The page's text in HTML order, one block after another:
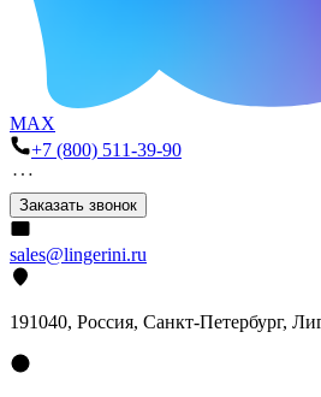
MAX
+7 (800) 511-39-90
Заказать звонок
sales@lingerini.ru
191040, Россия, Санкт-Петербург,